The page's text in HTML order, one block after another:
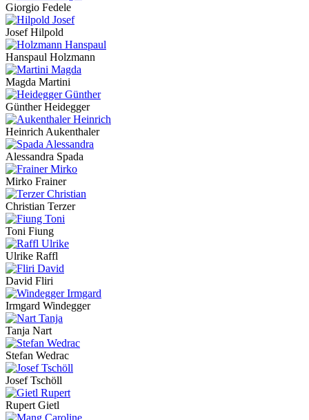
Giorgio Fedele
Josef Hilpold
Hanspaul Holzmann
Magda Martini
Günther Heidegger
Heinrich Aukenthaler
Alessandra Spada
Mirko Frainer
Christian Terzer
Toni Fiung
Ulrike Raffl
David Fliri
Irmgard Windegger
Tanja Nart
Stefan Wedrac
Josef Tschöll
Rupert Gietl